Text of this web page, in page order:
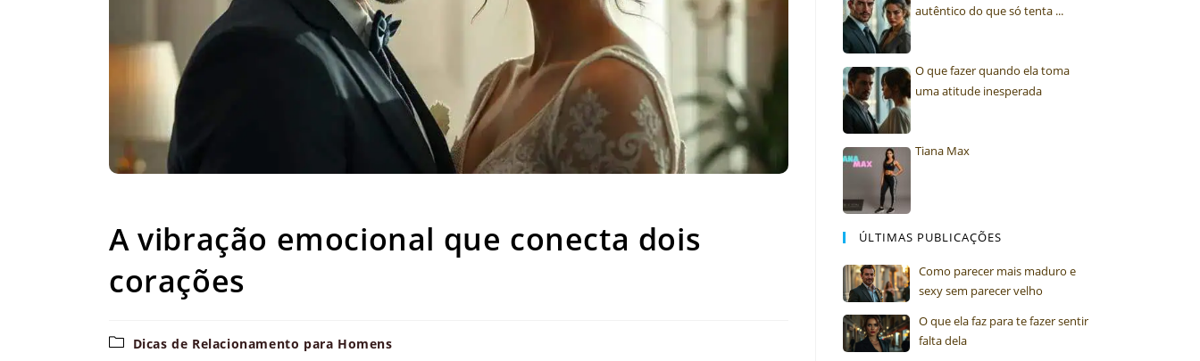
A vibração emocional que conecta dois
corações
Categoria
Dicas de Relacionamento para Homens
autêntico do que só tenta ...
O que fazer quando ela toma
uma atitude inesperada
Tiana Max
ÚLTIMAS PUBLICAÇÕES
Como parecer mais maduro e
sexy sem parecer velho
O que ela faz para te fazer sentir
falta dela